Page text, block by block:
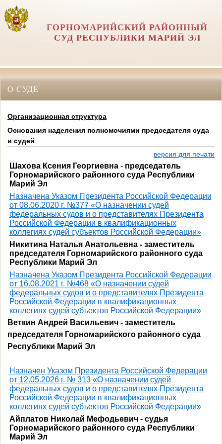
ГОРНОМАРИЙСКИЙ РАЙОННЫЙ
СУД РЕСПУБЛИКИ МАРИЙ ЭЛ
О СУДЕ
Организационная структура
Основания наделения полномочиями председателя суда
и судей
версия для печати
Шахова Ксения Георгиевна- председатель
Горномарийского районного суда Республики
Марий Эл
Назначена Указом Президента Российской Федерации
от 08.06.2020 г. №377 «О назначении судей
федеральных судов и о представителях Президента
Российской Федерации в квалификационных
коллегиях судей субъектов Российской Федерации»
Никитина Наталья Анатольевна - заместитель
председателя Горномарийского районного суда
Республики Марий Эл
Назначена Указом Президента Российской Федерации
от 16.08.2021 г. №468 «О назначении судей
федеральных судов и о представителях Президента
Российской Федерации в квалификационных
коллегиях судей субъектов Российской Федерации»
Веткин Андрей Васильевич - заместитель
председателя Горномарийского районного суда
Республики Марий Эл
Назначен Указом Президента Российской Федерации
от 12.05.2026 г. № 313 «О назначении судей
федеральных судов и о представителях Президента
Российской Федерации в квалификационных
коллегиях судей субъектов Российской Федерации»
Айплатов Николай Мефодьевич - судья
Горномарийского районного суда Республики
Марий Эл